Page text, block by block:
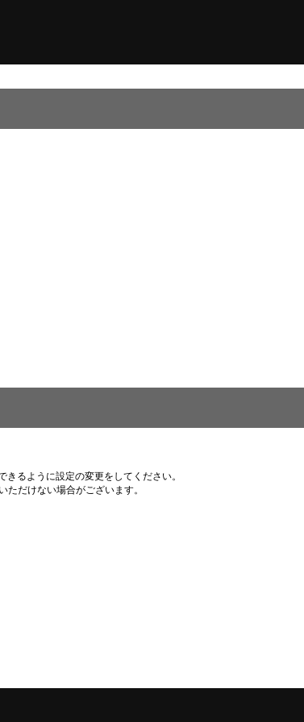
るように設定の変更をしてください。
だけない場合がございます。